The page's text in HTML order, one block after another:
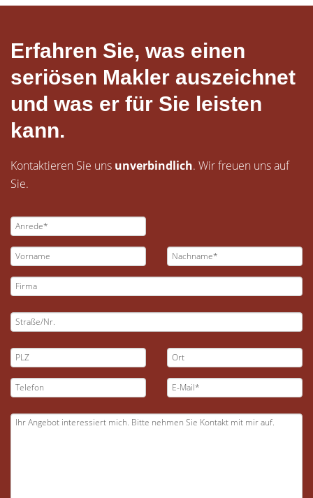
Erfahren Sie, was einen
seriösen Makler auszeichnet
und was er für Sie leisten
kann.
Kontaktieren Sie uns unverbindlich. Wir freuen uns auf
Sie.